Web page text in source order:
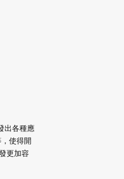
出各種應
使得開
更加容